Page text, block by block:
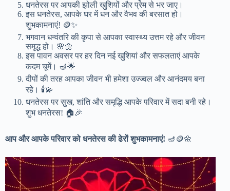
धनतेरस पर आपकी झोली खुशियों और प्रेम से भर जाए।
इस धनतेरस, आपके घर में धन और वैभव की बरसात हो।
शुभकामनाएं! 🪙✨
भगवान धन्वंतरि की कृपा से आपका स्वास्थ्य उत्तम रहे और जीवन
समृद्ध हो। 🌸🌼
इस पावन अवसर पर हर दिन नई खुशियां और सफलताएं आपके
कदम चूमें। 🪔🌟
दीपों की तरह आपका जीवन भी हमेशा उज्ज्वल और आनंदमय बना
रहे। 🕯️💫
धनतेरस पर सुख, शांति और समृद्धि आपके परिवार में सदा बनी रहे।
शुभ धनतेरस! 🏠🎉
आप और आपके परिवार को धनतेरस की ढेरों शुभकामनाएं! 🪔🪙🌼